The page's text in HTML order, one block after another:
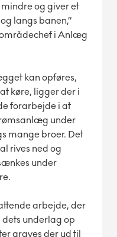
og giver et
langs banen,”
i Anlæg
kan opføres,
køre, ligger der i
forarbejde i at
under
mange broer. Det
rives ned og
under
arbejde, der
underlag op
graves der ud til